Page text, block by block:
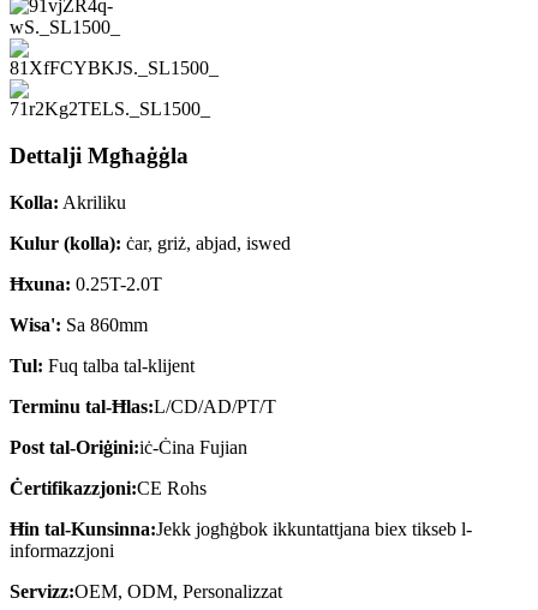
Dettalji Mgħaġġla
Kolla: Akriliku
Kulur (kolla): ċar, griż, abjad, iswed
Ħxuna: 0.25T-2.0T
Wisa': Sa 860mm
Tul: Fuq talba tal-klijent
Terminu tal-Ħlas:L/CD/AD/PT/T
Post tal-Oriġini:iċ-Ċina Fujian
Ċertifikazzjoni:CE Rohs
Ħin tal-Kunsinna:Jekk jogħġbok ikkuntattjana biex tikseb l-
informazzjoni
Servizz:OEM, ODM, Personalizzat